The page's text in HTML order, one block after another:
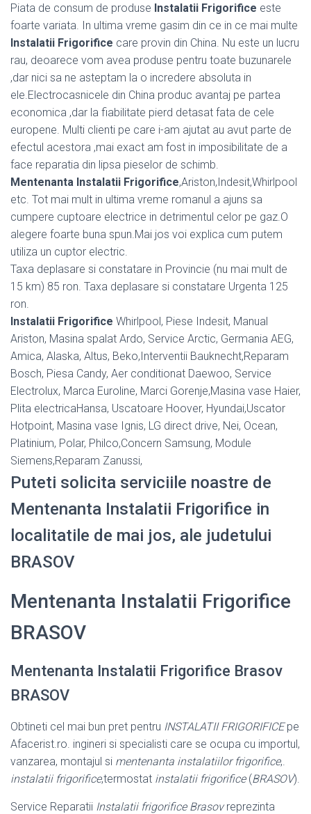
Piata de consum de produse Instalatii Frigorifice este
foarte variata. In ultima vreme gasim din ce in ce mai multe
Instalatii Frigorifice care provin din China. Nu este un lucru
rau, deoarece vom avea produse pentru toate buzunarele
,dar nici sa ne asteptam la o incredere absoluta in
ele.Electrocasnicele din China produc avantaj pe partea
economica ,dar la fiabilitate pierd detasat fata de cele
europene. Multi clienti pe care i-am ajutat au avut parte de
efectul acestora ,mai exact am fost in imposibilitate de a
face reparatia din lipsa pieselor de schimb.
Mentenanta Instalatii Frigorifice,Ariston,Indesit,Whirlpool
etc. Tot mai mult in ultima vreme romanul a ajuns sa
cumpere cuptoare electrice in detrimentul celor pe gaz.O
alegere foarte buna spun.Mai jos voi explica cum putem
utiliza un cuptor electric.
Taxa deplasare si constatare in Provincie (nu mai mult de
15 km) 85 ron. Taxa deplasare si constatare Urgenta 125
ron.
Instalatii Frigorifice Whirlpool, Piese Indesit, Manual
Ariston, Masina spalat Ardo, Service Arctic, Germania AEG,
Amica, Alaska, Altus, Beko,Interventii Bauknecht,Reparam
Bosch, Piesa Candy, Aer conditionat Daewoo, Service
Electrolux, Marca Euroline, Marci Gorenje,Masina vase Haier,
Plita electricaHansa, Uscatoare Hoover, Hyundai,Uscator
Hotpoint, Masina vase Ignis, LG direct drive, Nei, Ocean,
Platinium, Polar, Philco,Concern Samsung, Module
Siemens,Reparam Zanussi,
Puteti solicita serviciile noastre de
Mentenanta Instalatii Frigorifice in
localitatile de mai jos, ale judetului
BRASOV
Mentenanta Instalatii Frigorifice
BRASOV
Mentenanta Instalatii Frigorifice Brasov
BRASOV
Obtineti cel mai bun pret pentru INSTALATII FRIGORIFICEpe
Afacerist.ro. ingineri si specialisti care se ocupa cu importul,
vanzarea, montajul si mentenanta instalatiilor frigorifice,.
instalatii frigorifice,termostat instalatii frigorifice(BRASOV).
Service Reparatii Instalatii frigorifice Brasovreprezinta